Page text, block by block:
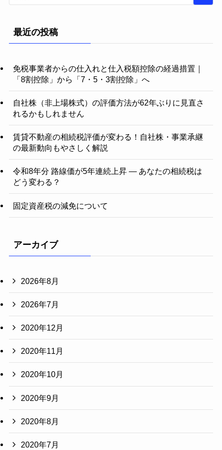
最近の投稿
免税事業者からの仕入れと仕入税額控除の経過措置｜
「8割控除」から「7・5・3割控除」へ
自社株（非上場株式）の評価方法が62年ぶりに見直さ
れるかもしれません
賃貸不動産の相続税評価が変わる！自社株・事業承継
の最新動向もやさしく解説
令和8年分 路線価が5年連続上昇 ― あなたの相続税は
どう変わる？
固定資産税の減免について
アーカイブ
2026年8月
2026年7月
2020年12月
2020年11月
2020年10月
2020年9月
2020年8月
2020年7月